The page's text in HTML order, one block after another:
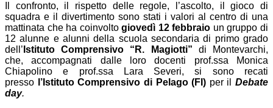
Il confronto, il rispetto delle regole, l’ascolto, il gioco di
squadra e il divertimento sono stati i valori al centro di una
mattinata che ha coinvoltogiovedì 12 febbraio un gruppo di
12 alunne e alunni della scuola secondaria di primo grado
dell’ Istituto Comprensivo “R. Magiotti” di Montevarchi,
che, accompagnati dalle loro docenti prof.ssa Monica
Chiapolino e prof.ssa Lara Severi, si sono recati
presso
l’Istituto Comprensivo di Pelago (FI) per il Debate
day.